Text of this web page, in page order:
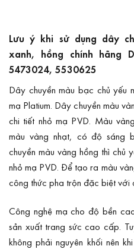
Lưu ý khi sử dụng dây
xanh, hồng chính hãng
5473024, 5530625
Dây chuyền màu bạc chủ yếu
mạ Platium. Dây chuyền màu
chi tiết nhỏ mạ PVD. Màu
màu vàng nhạt, có độ sáng
chuyền màu vàng hồng thì chủ
nhỏ mạ PVD. Để tạo ra màu
công thức pha trộn đặc biệt với
Công nghệ mạ cho độ bền
sản xuất trang sức cao cấp.
không phải nguyên khối nên